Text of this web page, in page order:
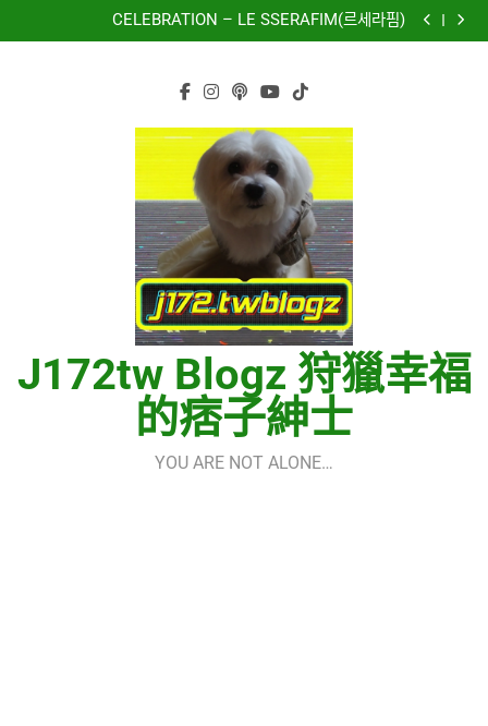
to
少女時代(소녀시대)(Girls’ Generation)
CELEBRATION – LE SSERAFIM(르세라핌)
Hermes One Quick Start Guide using OpenRouter Free
再次重逢的世界(다시만난세계)(Into The New World) –
少女時代(소녀시대)(Girls’ Generation)
CELEBRATION – LE SSERAFIM(르세라핌)
Models & Telegram Integration
虹 – 菅田将暉
J172tw Blogz 狩獵幸福
的痞子紳士
YOU ARE NOT ALONE…